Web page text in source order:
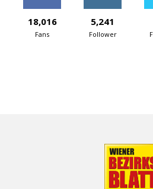
18,016
Fans
5,241
Follower